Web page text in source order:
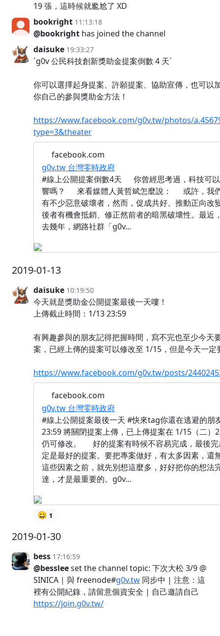
19 張，這時候就尷尬了 XD
bookright 11:13:18
@bookright has joined the channel
daisuke 19:33:27
`g0v 公民科技創新獎助金提案倒數 4 天`
你可以選擇起身提案、許願提案、協助宣傳，也可以
你自己的參與獎助金方法！
https://www.facebook.com/g0v.tw/photos/
type=3&theater
facebook.com
g0v.tw 台灣零時政府
#線上公開提案倒數4天 你曾經思考過，科技可
響嗎？ 來看媒體人黃哲斌怎麼說： 或許，我們
有不少惡意破壞者，然而，促成共好、推動正向改
後者有機會抵銷、修正然前者的暗黑破壞性。最
去幾年，網路社群「g0v...
2019-01-13
daisuke 10:19:50
今天就是獎助金公開提案最後一天嘍！
上傳截止時間：1/13 23:59
有興趣參與的朋友記得把握時間，寫不完也至少今天
案，已經上傳的提案可以修改至 1/15，但是今天一定
https://www.facebook.com/g0v.tw/posts/
facebook.com
g0v.tw 台灣零時政府
#線上公開提案最後一天 #快來tag你還在逃避的
23:59 將關閉提案上傳，已上傳提案在 1/15（二）
仍可修改。 好的提案有時候不容易完成，最後完
定是最好的提案。要把專案做好，有太多因素，還
這些因素之前，就先別想這麼多，好好把你的想法
達，才是最重要的。g0v...
😀 1
2019-01-30
bess 17:16:59
@bessleeset the channel topic: 下次大松 3/9 @
SINICA | 與 freenode#g0v.tw 同步中 | 注意：這
裡有公開紀錄，請留意個資安全 | 自己邀請自己
https://join.g0v.tw/